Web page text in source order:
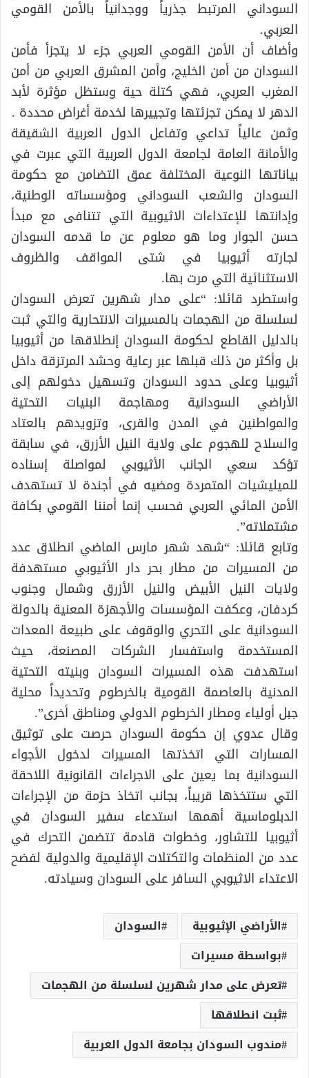
السوداني المرتبط جذرياً ووجدانياً بالأمن القومي
العربي.
وأضاف أن الأمن القومي العربي جزء لا يتجزأ فأمن
السودان من أمن الخليج، وأمن المشرق العربي من أمن
المغرب العربي، فهي كتلة حية وستظل مؤثرة لأبد
الدهر لا يمكن تجزئتها وتجييرها لخدمة أغراض محددة .
وثمن عالياً تداعي وتفاعل الدول العربية الشقيقة
والأمانة العامة لجامعة الدول العربية التي عبرت في
بياناتها النوعية المختلفة عمق التضامن مع حكومة
السودان والشعب السوداني ومؤسساته الوطنية،
وإدانتها للإعتداءات الاثيوبية التي تتنافى مع مبدأ
حسن الجوار وما هو معلوم عن ما قدمه السودان
لجارته أثيوبيا في شتى المواقف والظروف
الاستثنائية التي مرت بها.
واستطرد قائلا: “على مدار شهرين تعرض السودان
لسلسلة من الهجمات بالمسيرات الانتحارية والتي ثبت
بالدليل القاطع لحكومة السودان إنطلاقها من أثيوبيا
بل وأكثر من ذلك قبلها عبر رعاية وحشد المرتزقة داخل
أثيوبيا وعلى حدود السودان وتسهيل دخولهم إلى
الأراضي السودانية ومهاجمة البنيات التحتية
والمواطنين في المدن والقرى، وتزويدهم بالعتاد
والسلاح للهجوم على ولاية النيل الأزرق، في سابقة
تؤكد سعي الجانب الأثيوبي لمواصلة إسناده
للميليشيات المتمردة ومضيه في أجندة لا تستهدف
الأمن المائي العربي فحسب إنما أمننا القومي بكافة
مشتملاته”.
وتابع قائلا: “شهد شهر مارس الماضي انطلاق عدد
من المسيرات من مطار بحر دار الأثيوبي مستهدفة
ولايات النيل الأبيض والنيل الأزرق وشمال وجنوب
كردفان، وعكفت المؤسسات والأجهزة المعنية بالدولة
السودانية على التحري والوقوف على طبيعة المعدات
المستخدمة واستفسار الشركات المصنعة، حيث
استهدفت هذه المسيرات السودان وبنيته التحتية
المدنية بالعاصمة القومية بالخرطوم وتحديداً محلية
جبل أولياء ومطار الخرطوم الدولي ومناطق أخرى”.
وقال عدوي إن حكومة السودان حرصت على توثيق
المسارات التي اتخذتها المسيرات لدخول الأجواء
السودانية بما يعين على الاجراءات القانونية اللاحقة
التي ستتخذها قريباً، بجانب اتخاذ حزمة من الإجراءات
الدبلوماسية أهمها استدعاء سفير السودان في
أثيوبيا للتشاور، وخطوات قادمة تتضمن التحرك في
عدد من المنظمات والتكتلات الإقليمية والدولية لفضح
الاعتداء الاثيوبي السافر على السودان وسيادته.
الأراضي الإثيوبية
السودان
بواسطة مسيرات
تعرض على مدار شهرين لسلسلة من الهجمات
ثبت انطلاقها
مندوب السودان بجامعة الدول العربية